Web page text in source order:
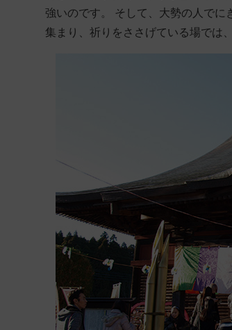
強いのです。 そして、大勢の人でに
集まり、祈りをささげている場では